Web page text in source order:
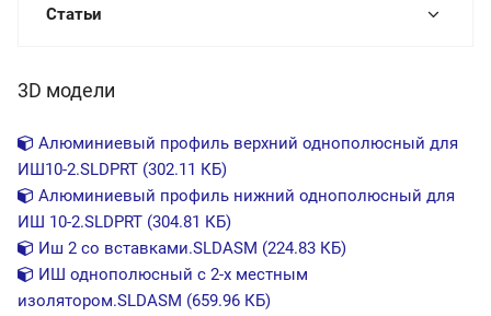
Статьи
3D модели
Алюминиевый профиль верхний однополюсный для
ИШ10-2.SLDPRT (302.11 КБ)
Алюминиевый профиль нижний однополюсный для
ИШ 10-2.SLDPRT (304.81 КБ)
Иш 2 со вставками.SLDASM (224.83 КБ)
ИШ однополюсный с 2-х местным
изолятором.SLDASM (659.96 КБ)